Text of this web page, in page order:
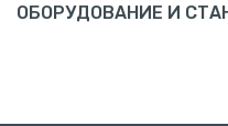
ОБОРУДОВАНИЕ И